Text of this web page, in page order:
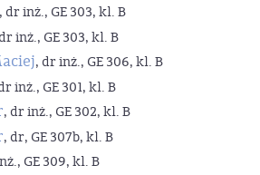
, dr inż., GE 303, kl. B
inż., GE 303, kl. B
, dr inż., GE 306, kl. B
inż., GE 301, kl. B
, dr inż., GE 302, kl. B
, dr, GE 307b, kl. B
GE 309, kl. B